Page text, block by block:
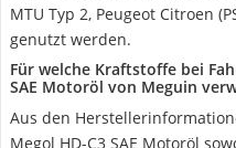
MTU Typ 2, Peugeot Citroen
genutzt werden.
Für welche Kraftstoffe bei
SAE Motoröl von Meguin
Aus den
Megol HD-C3 SAE Motoröl